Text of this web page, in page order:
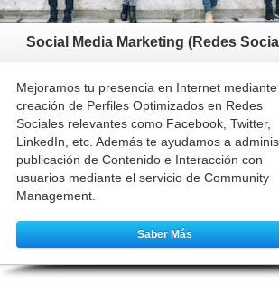
Social Media Marketing (Redes
Mejoramos tu presencia en Internet mediante
creación de Perfiles Optimizados en Redes
Sociales relevantes como Facebook, Twitter,
LinkedIn, etc. Además te ayudamos a
publicación de Contenido e Interacción con
usuarios mediante el servicio de Community
Management.
Saber Más